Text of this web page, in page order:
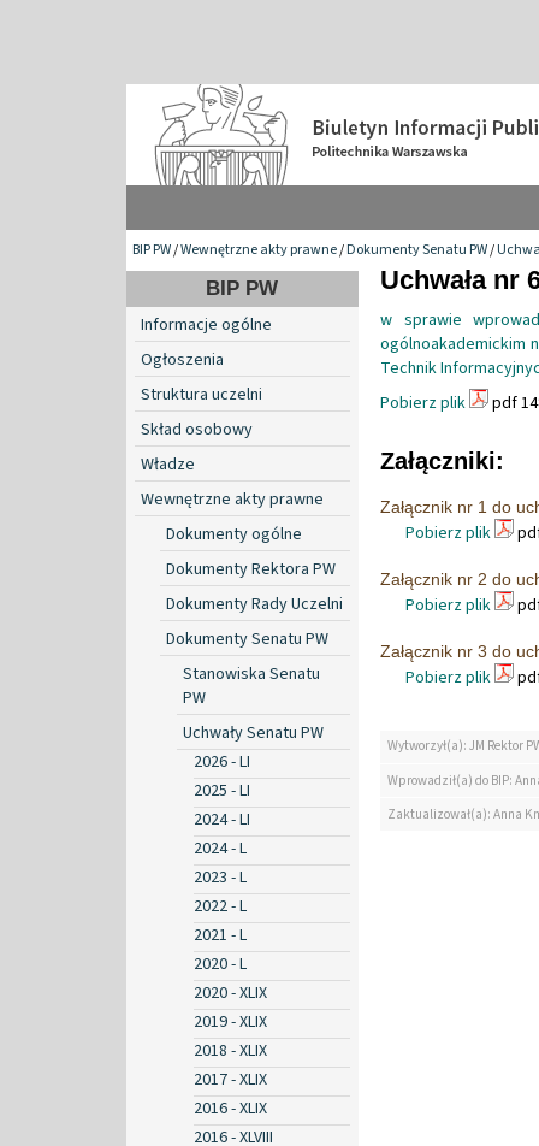
BIP PW/Wewnętrzne akty prawne/Dokumenty Senatu PW/
BIP PW
Informacje ogólne
Ogłoszenia
Struktura uczelni
Skład osobowy
Władze
Wewnętrzne akty prawne
Dokumenty ogólne
Dokumenty Rektora PW
Dokumenty Rady Uczelni
Dokumenty Senatu PW
Stanowiska Senatu
PW
Uchwały Senatu PW
2026 - LI
2025 - LI
2024 - LI
2024 - L
2023 - L
2022 - L
2021 - L
2020 - L
2020 - XLIX
2019 - XLIX
2018 - XLIX
2017 - XLIX
2016 - XLIX
2016 - XLVIII
Uchwała nr
w sprawie
ogólnoakademickim
Technik
Pobierz plik
pdf
Załączniki:
Załącznik nr 1 do
Pobierz plik
Załącznik nr 2 do
Pobierz plik
Załącznik nr 3 do
Pobierz plik
Wytworzył(a): JM Rektor
Wprowadził(a) do BIP:
Zaktualizował(a): Anna